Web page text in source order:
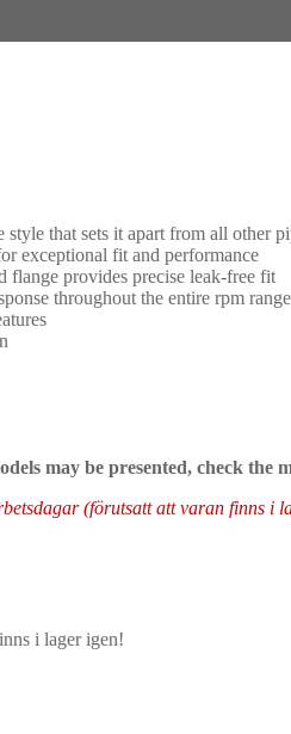
that sets it apart from all other
exceptional fit and performance
flange provides precise leak-free fit
throughout the entire rpm range
may be presented, check the
(förutsatt att varan finns i
i lager igen!